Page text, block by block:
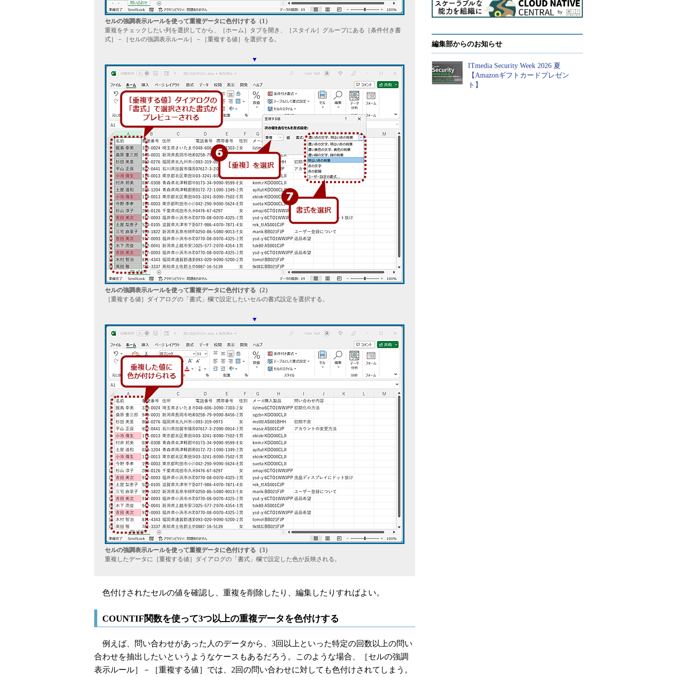
セルの強調表示ルールを使って重複データに色付けする（1）
重複をチェックしたい列を選択してから、［ホーム］タブを開き、［スタイル］グループにある［条件付き書
式］－［セルの強調表示ルール］－［重複する値］を選択する。
▼
セルの強調表示ルールを使って重複データに色付けする（2）
［重複する値］ダイアログの「書式」欄で設定したいセルの書式設定を選択する。
▼
セルの強調表示ルールを使って重複データに色付けする（3）
重複したデータに［重複する値］ダイアログの「書式」欄で設定した色が反映される。
色付けされたセルの値を確認し、重複を削除したり、編集したりすればよい。
COUNTIF関数を使って3つ以上の重複データを色付けする
例えば、問い合わせがあった人のデータから、3回以上といった特定の回数以上の問い
合わせを抽出したいというようなケースもあるだろう。このような場合、［セルの強調
表示ルール］－［重複する値］では、2回の問い合わせに対しても色付けされてしまう。
編集部からのお知らせ
ITmedia Security Week 2026 夏
【Amazonギフトカードプレゼン
ト】